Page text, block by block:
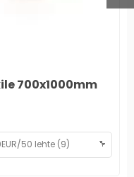
700x1000mm